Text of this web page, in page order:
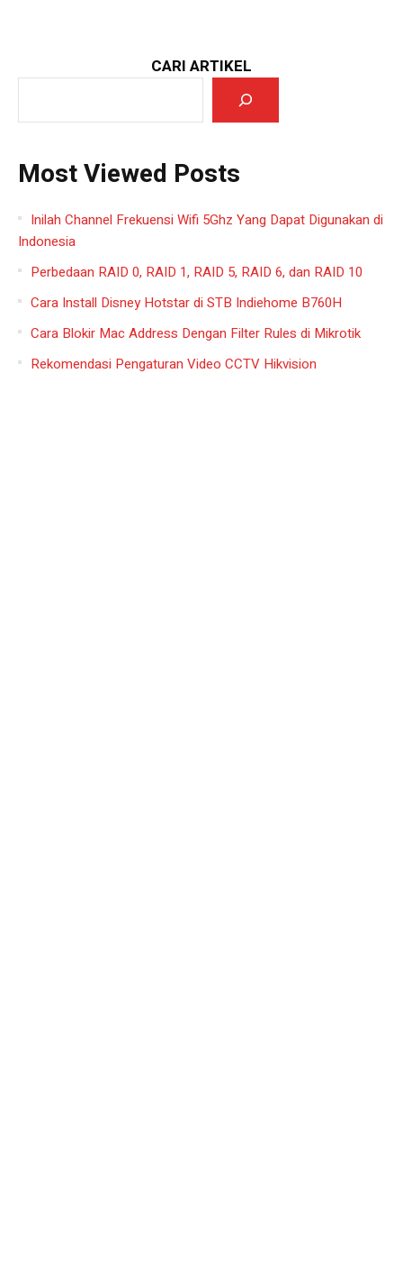
CARI ARTIKEL
Most Viewed Posts
Inilah Channel Frekuensi Wifi 5Ghz Yang Dapat Digunakan di
Indonesia
Perbedaan RAID 0, RAID 1, RAID 5, RAID 6, dan RAID 10
Cara Install Disney Hotstar di STB Indiehome B760H
Cara Blokir Mac Address Dengan Filter Rules di Mikrotik
Rekomendasi Pengaturan Video CCTV Hikvision